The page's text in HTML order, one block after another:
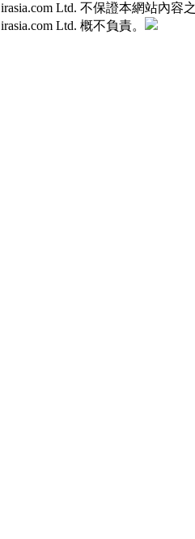
irasia.com Ltd. 不保證本網站內
irasia.com Ltd. 概不負責。